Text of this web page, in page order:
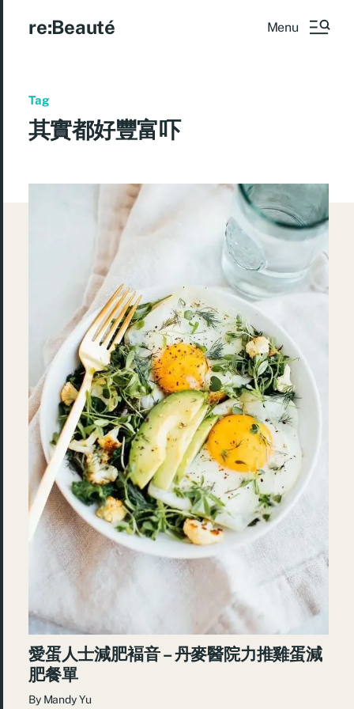
re:Beauté Menu
Tag
其實都好豐富吓
愛蛋人士減肥褔音 – 丹麥醫院力推雞蛋減
肥餐單
By Mandy Yu